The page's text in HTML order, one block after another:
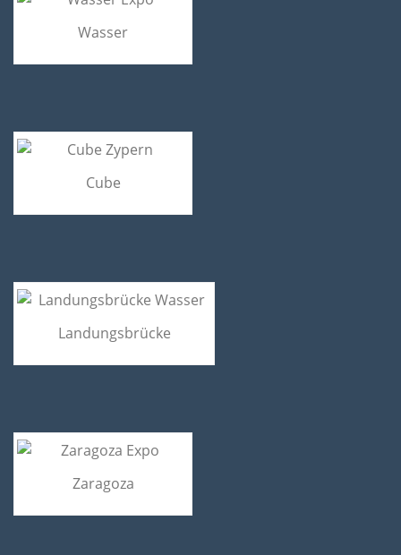
Wasser
Cube
Landungsbrücke
Zaragoza